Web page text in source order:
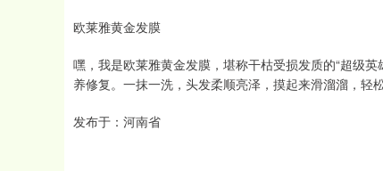
欧莱雅黄金发膜
嘿，我是欧莱雅黄金发膜，堪称干枯受损发质的“超级
养修复。一抹一洗，头发柔顺亮泽，摸起来滑溜溜，轻
发布于：河南省